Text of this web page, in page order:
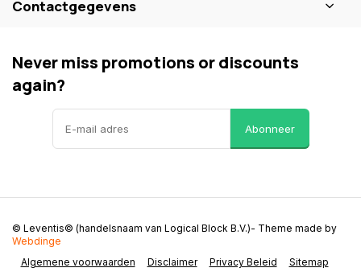
Contactgegevens
Never miss promotions or discounts
again?
Abonneer
Algemene voorwaarden Disclaimer Privacy Beleid Sitemap
© Leventis© (handelsnaam van Logical Block B.V.)- Theme made by
Webdinge